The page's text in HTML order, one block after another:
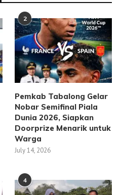
2
Pemkab Tabalong Gelar
Nobar Semifinal Piala
Dunia 2026, Siapkan
Doorprize Menarik untuk
Warga
July 14, 2026
4